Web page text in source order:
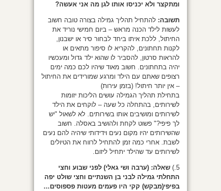
ומתקצר ולא יכניסו אותו לגן מה אני אעשה?
תשובה: להתחיל תהליך גמילה בצורה טובה חשוב
לעשות לילד הכנה מראש – ביום חמישי נוריד את
החיתול, ללכת איתו ביחד לבחור סיר או ישבנון,
לקנות תחתונים, להקריא לו סיפור מתאים או
להראות סרטון, להסביר לו שהוא ילד גדול ומעכשיו
יהיה בתחתונים. חשוב מאוד שיהיו לכם כמה ימים
רצופים שאתם עם הילד ומרגע שמורידים את החיתול
– אין יותר חיתול! (בזמן עירות)
בתחילת תהליך הגמילה עושים הליכות יזומות
לשירותים, בהתחלה כל שעה – לוקחים את הילד
לשירותים ומושיבים אותו בשירותים. לא לשאול "יש
לך פיפי?" פשוט לקחת ולהושיב באסלה. חשוב
שהשירותים יהיו מקום נעים וידידותי שיהיה להם נעים
לשבת. אחרי כמה זמן להתחיל לרווח את הטיולים
לשירותים עד שהילד יתחיל ליזום.
5.) שאלה: (ערבה ושי גאלי) לפני שבוע וחצי
התחלתי גמילה לבני בן השנתיים וחצי שולט יפה
בפיפי(מבקש) קקי היו פעמים מעטות פספוסים…